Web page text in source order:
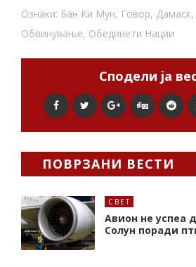
Ознаки: Бан Ки Мун, Говор, Дамаск,
Обвинување, Обединети Нации
Сподели ја
ПОВРЗАНИ ВЕСТИ
СВЕТ
Авион не успеа
Солун поради